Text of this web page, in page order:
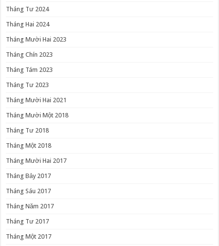
Tháng Tư 2024
Tháng Hai 2024
Tháng Mười Hai 2023
Tháng Chín 2023
Tháng Tám 2023
Tháng Tư 2023
Tháng Mười Hai 2021
Tháng Mười Một 2018
Tháng Tư 2018
Tháng Một 2018
Tháng Mười Hai 2017
Tháng Bảy 2017
Tháng Sáu 2017
Tháng Năm 2017
Tháng Tư 2017
Tháng Một 2017